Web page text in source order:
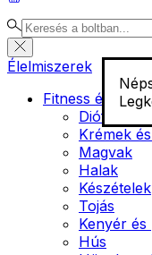
Élelmiszerek
Fitness
Diófélék
Krémek
Magvak
Halak
Készételek
Tojás
Kenyér
Hús